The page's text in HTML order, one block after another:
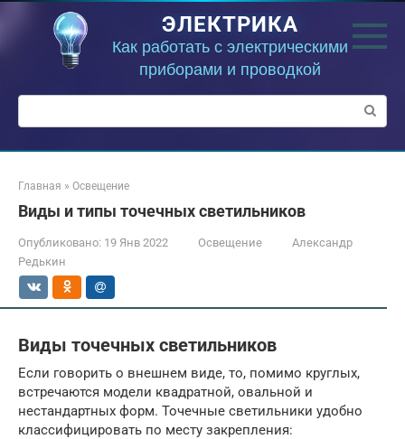
ЭЛЕКТРИКА
Как работать с электрическими
приборами и проводкой
Поиск:
Главная » Освещение
Виды и типы точечных светильников
Опубликовано: 19 Янв 2022 Освещение
Александр
Редькин
Виды точечных светильников
Если говорить о внешнем виде, то, помимо круглых,
встречаются модели квадратной, овальной и
нестандартных форм. Точечные светильники удобно
классифицировать по месту закрепления: